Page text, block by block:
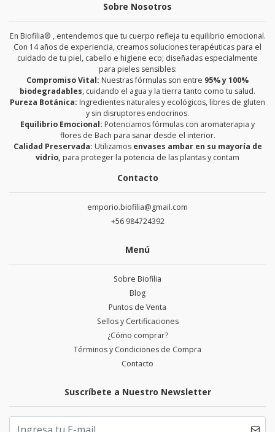
Sobre Nosotros
En Biofilia® , entendemos que tu cuerpo refleja tu equilibrio emocional.
Con 14 años de experiencia, creamos soluciones terapéuticas para el
cuidado de tu piel, cabello e higiene eco; diseñadas especialmente
para pieles sensibles:
Compromiso Vital: Nuestras fórmulas son entre 95% y 100%
biodegradables, cuidando el agua y la tierra tanto como tu salud.
Pureza Botánica: Ingredientes naturales y ecológicos, libres de gluten
y sin disruptores endocrinos.
Equilibrio Emocional: Potenciamos fórmulas con aromaterapia y
flores de Bach para sanar desde el interior.
Calidad Preservada: Utilizamos envases ambar en su mayoría de
vidrio, para proteger la potencia de las plantas y contam
Contacto
emporio.biofilia@gmail.com
+56 984724392
Menú
Sobre Biofilia
Blog
Puntos de Venta
Sellos y Certificaciones
¿Cómo comprar?
Términos y Condiciones de Compra
Contacto
Suscríbete a Nuestro Newsletter